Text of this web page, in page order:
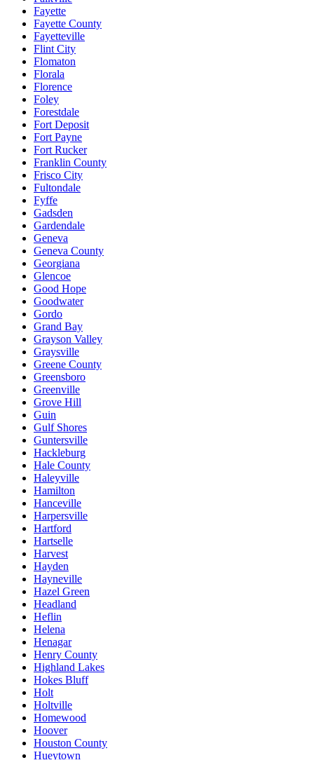
Fayette
Fayette County
Fayetteville
Flint City
Flomaton
Florala
Florence
Foley
Forestdale
Fort Deposit
Fort Payne
Fort Rucker
Franklin County
Frisco City
Fultondale
Fyffe
Gadsden
Gardendale
Geneva
Geneva County
Georgiana
Glencoe
Good Hope
Goodwater
Gordo
Grand Bay
Grayson Valley
Graysville
Greene County
Greensboro
Greenville
Grove Hill
Guin
Gulf Shores
Guntersville
Hackleburg
Hale County
Haleyville
Hamilton
Hanceville
Harpersville
Hartford
Hartselle
Harvest
Hayden
Hayneville
Hazel Green
Headland
Heflin
Helena
Henagar
Henry County
Highland Lakes
Hokes Bluff
Holt
Holtville
Homewood
Hoover
Houston County
Hueytown